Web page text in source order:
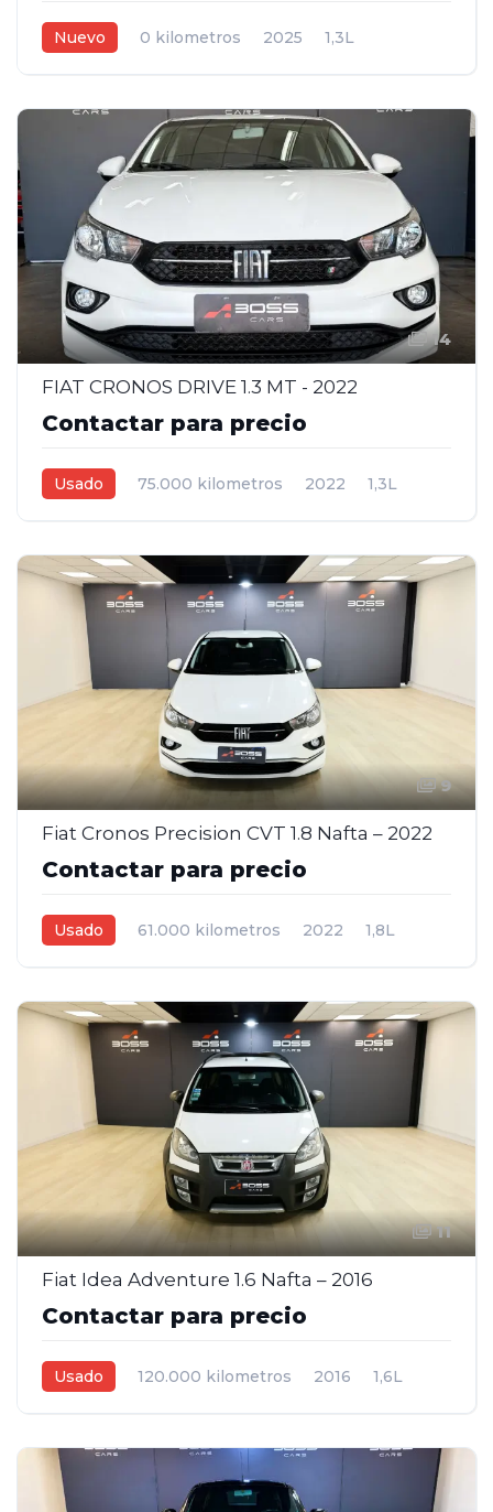
Nuevo 0 kilometros 2025
1,3L
14
FIAT CRONOS DRIVE 1.3 MT - 2022
Contactar para precio
Usado 75.000 kilometros 2022
1,3L
9
Fiat Cronos Precision CVT 1.8 Nafta – 2022
Contactar para precio
Usado 61.000 kilometros 2022
1,8L
11
Fiat Idea Adventure 1.6 Nafta – 2016
Contactar para precio
Usado 120.000 kilometros 2016
1,6L